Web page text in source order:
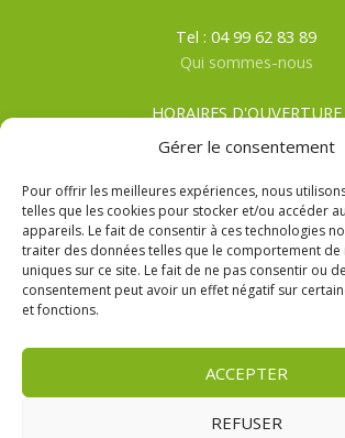
Gérer le consentement
Pour offrir les meilleures expériences, nous
telles que les cookies pour stocker et/ou accéder
appareils. Le fait de consentir à ces technologies
traiter des données telles que le comportement de
uniques sur ce site. Le fait de ne pas consentir ou
consentement peut avoir un effet négatif sur
et fonctions.
ACCEPTER
REFUSER
Tel : 04 99 62 83 89
Qui sommes-nous
HORAIRES D'OUVERTURE
Du lundi au samedi
HIVER: De 8h00 à 19h00
CGV
Mentions Légales
Politique de confidentialité
Copyright © 2026 | La Cabane Drive